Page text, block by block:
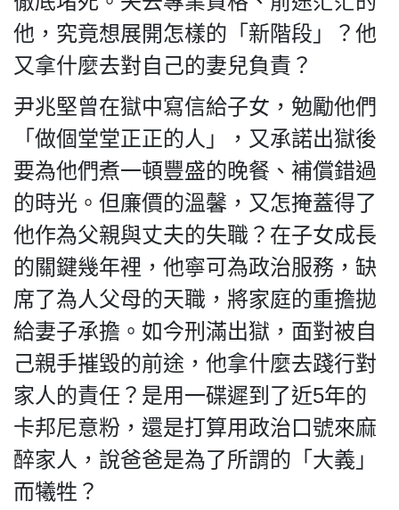
他，究竟想展開怎樣的「新階段」？他
又拿什麼去對自己的妻兒負責？
尹兆堅曾在獄中寫信給子女，勉勵他們
「做個堂堂正正的人」，又承諾出獄後
要為他們煮一頓豐盛的晚餐、補償錯過
的時光。但廉價的溫馨，又怎掩蓋得了
他作為父親與丈夫的失職？在子女成長
的關鍵幾年裡，他寧可為政治服務，缺
席了為人父母的天職，將家庭的重擔拋
給妻子承擔。如今刑滿出獄，面對被自
己親手摧毀的前途，他拿什麼去踐行對
家人的責任？是用一碟遲到了近5年的
卡邦尼意粉，還是打算用政治口號來麻
醉家人，說爸爸是為了所謂的「大義」
而犧牲？